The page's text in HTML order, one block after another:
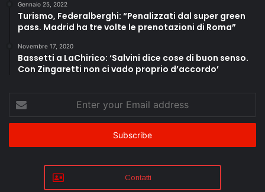
Gennaio 25, 2022
Turismo, Federalberghi: “Penalizzati dal super green
pass. Madrid ha tre volte le prenotazioni di Roma”
Novembre 17, 2020
Bassetti a LaChirico: ‘Salvini dice cose di buon senso.
Con Zingaretti non ci vado proprio d’accordo’
Enter
your
Email
Contatti